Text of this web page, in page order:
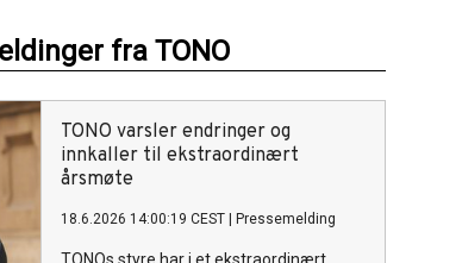
fra TONO
TONO varsler endringer og
innkaller til ekstraordinært
årsmøte
18.6.2026 14:00:19 CEST Pressemelding